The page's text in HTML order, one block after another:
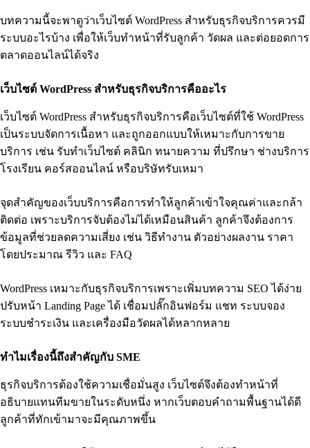
บทความนี้จะพาดูว่าเว็บไซต์ WordPress สำหรับธุรกิจบริการควรมี
ระบบอะไรบ้าง เพื่อให้เว็บทำหน้าที่รับลูกค้า วัดผล และต่อยอดการ
ตลาดออนไลน์ได้จริง
เว็บไซต์ WordPress สำหรับธุรกิจบริการคืออะไร
เว็บไซต์ WordPress สำหรับธุรกิจบริการคือเว็บไซต์ที่ใช้ WordPress
เป็นระบบจัดการเนื้อหา และถูกออกแบบให้เหมาะกับการขาย
บริการ เช่น รับทำเว็บไซต์ คลินิก ทนายความ ที่ปรึกษา ช่างบริการ
โรงเรียน คอร์สออนไลน์ หรือบริษัทรับเหมา
จุดสำคัญของเว็บบริการคือการทำให้ลูกค้าเข้าใจคุณค่าและกล้า
ติดต่อ เพราะบริการจับต้องไม่ได้เหมือนสินค้า ลูกค้าจึงต้องการ
ข้อมูลที่ช่วยลดความเสี่ยง เช่น วิธีทำงาน ตัวอย่างผลงาน ราคา
โดยประมาณ รีวิว และ FAQ
WordPress เหมาะกับธุรกิจบริการเพราะเพิ่มบทความ SEO ได้ง่าย
ปรับหน้า Landing Page ได้ เชื่อมปลั๊กอินฟอร์ม แชท ระบบจอง
ระบบชำระเงิน และเครื่องมือวัดผลได้หลากหลาย
ทำไมเรื่องนี้ถึงสำคัญกับ SME
ธุรกิจบริการต้องใช้ความเชื่อมั่นสูง เว็บไซต์จึงต้องทำหน้าที่
อธิบายแทนทีมขายในระดับหนึ่ง หากเว็บตอบคำถามพื้นฐานได้ดี
ลูกค้าที่ทักเข้ามาจะมีคุณภาพขึ้น